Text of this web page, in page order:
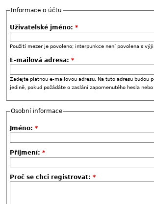
Informace o účtu
Uživatelské jméno: *
Použití mezer je povoleno; interpunkce není povolena s
E-mailová adresa: *
Zadejte platnou e-mailovou adresu. Na tuto adresu budou
jedině, pokud požádáte o zaslání zapomenutého hesla
Osobní informace
Jméno: *
Příjmení: *
Proč se chci registrovat: *